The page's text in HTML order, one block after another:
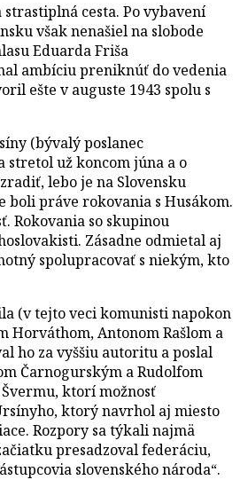
cesta. Po vybavení
však nenašiel na slobode
Eduarda Friša
ambíciu preniknúť do vedenia
ešte v auguste 1943 spolu s
(bývalý poslanec
stretol už koncom júna a o
lebo je na Slovensku
boli práve rokovania s Husákom.
Rokovania so skupinou
Zásadne odmietal aj
spolupracovať s niekým, kto
(v tejto veci komunisti napokon
Horváthom, Antonom Rašlom a
ho za vyššiu autoritu a poslal
Čarnogurským a Rudolfom
ktorí možnosť
ktorý navrhol aj miesto
Rozpory sa týkali najmä
presadzoval federáciu,
slovenského národa“.